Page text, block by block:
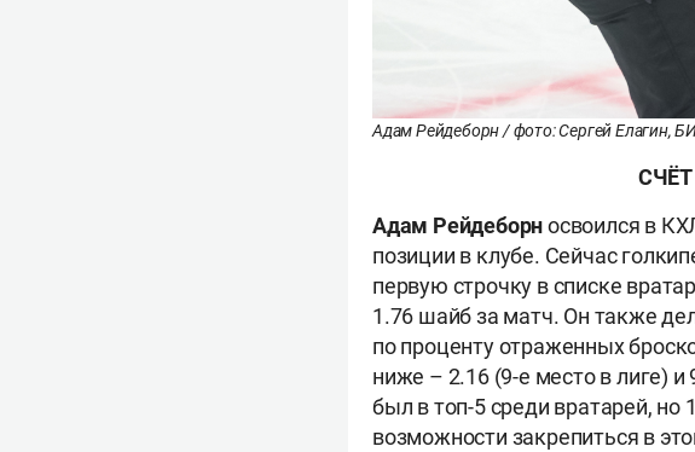
Адам Рейдеборн / фото: Сергей Елагин,
Адам Рейдеборносвоился в
позиции в клубе. Сейчас
первую строчку в списке
1.76 шайб за матч. Он также
по проценту отраженных
ниже – 2.16 (9-е место в лиге) и
был в топ-5 среди вратарей,
возможности закрепиться в